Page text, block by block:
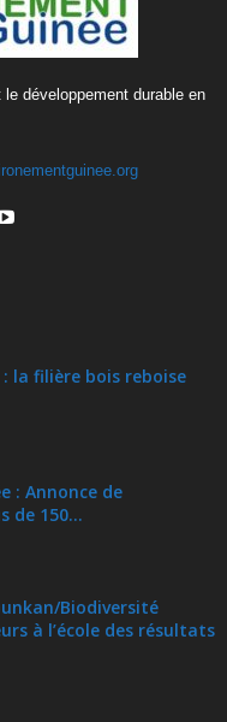
développement durable en
la filière bois reboise
: Annonce de
de 150...
Biodiversité
à l’école des résultats